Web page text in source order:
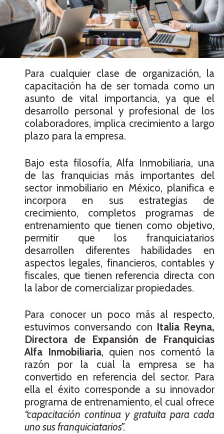
Para cualquier clase de organización, la
capacitación ha de ser tomada como un
asunto de vital importancia, ya que el
desarrollo personal y profesional de los
colaboradores, implica crecimiento a largo
plazo para la empresa.
Bajo esta filosofía, Alfa Inmobiliaria, una
de las franquicias más importantes del
sector inmobiliario en México, planifica e
incorpora en sus estrategias de
crecimiento, completos programas de
entrenamiento que tienen como objetivo,
permitir que los franquiciatarios
desarrollen diferentes habilidades en
aspectos legales, financieros, contables y
fiscales, que tienen referencia directa con
la labor de comercializar propiedades.
Para conocer un poco más al respecto,
estuvimos conversando con Italia Reyna,
Directora de Expansión de Franquicias
Alfa Inmobiliaria, quien nos comentó la
razón por la cual la empresa se ha
convertido en referencia del sector. Para
ella el éxito corresponde a su innovador
programa de entrenamiento, el cual ofrece
“capacitación continua y gratuita para cada
uno sus franquiciatarios”.